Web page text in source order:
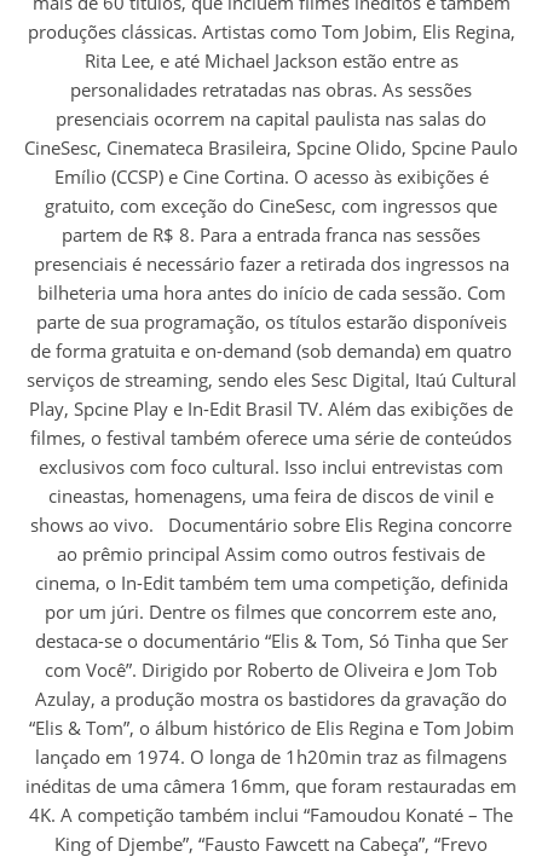
produções clássicas. Artistas como Tom Jobim, Elis Regina,
Rita Lee, e até Michael Jackson estão entre as
personalidades retratadas nas obras. As sessões
presenciais ocorrem na capital paulista nas salas do
CineSesc, Cinemateca Brasileira, Spcine Olido, Spcine Paulo
Emílio (CCSP) e Cine Cortina. O acesso às exibições é
gratuito, com exceção do CineSesc, com ingressos que
partem de R$ 8. Para a entrada franca nas sessões
presenciais é necessário fazer a retirada dos ingressos na
bilheteria uma hora antes do início de cada sessão. Com
parte de sua programação, os títulos estarão disponíveis
de forma gratuita e on-demand (sob demanda) em quatro
serviços de streaming, sendo eles Sesc Digital, Itaú Cultural
Play, Spcine Play e In-Edit Brasil TV. Além das exibições de
filmes, o festival também oferece uma série de conteúdos
exclusivos com foco cultural. Isso inclui entrevistas com
cineastas, homenagens, uma feira de discos de vinil e
shows ao vivo. Documentário sobre Elis Regina concorre
ao prêmio principal Assim como outros festivais de
cinema, o In-Edit também tem uma competição, definida
por um júri. Dentre os filmes que concorrem este ano,
destaca-se o documentário “Elis & Tom, Só Tinha que Ser
com Você”. Dirigido por Roberto de Oliveira e Jom Tob
Azulay, a produção mostra os bastidores da gravação do
“Elis & Tom”, o álbum histórico de Elis Regina e Tom Jobim
lançado em 1974. O longa de 1h20min traz as filmagens
inéditas de uma câmera 16mm, que foram restauradas em
4K. A competição também inclui “Famoudou Konaté – The
King of Djembe”, “Fausto Fawcett na Cabeça”, “Frevo